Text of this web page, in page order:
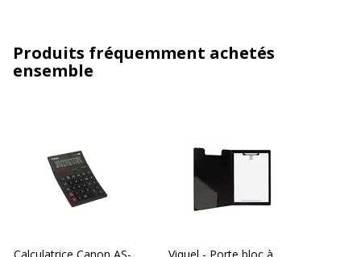
Produits fréquemment achetés
ensemble